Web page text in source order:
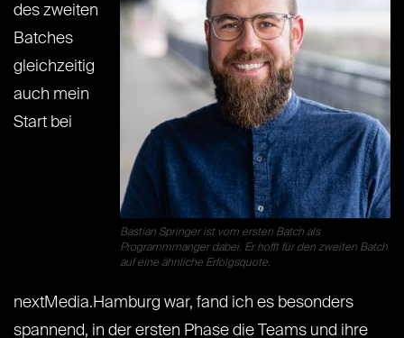
Bastian Springer ist vom ersten Batch als
Programmmanger dabei. Er hofft für den zweiten Batch
auf eine ähnliche Erfolgsquote.
des zweiten
Batches
gleichzeitig
auch mein
Start bei
nextMedia.Hamburg war, fand ich es besonders
spannend, in der ersten Phase die Teams und ihre